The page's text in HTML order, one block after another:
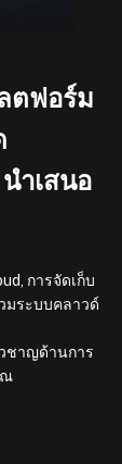
ตฟอร์ม
ำเสนอ
การจัดเก็บ
มระบบคลาวด์
ชาญด้านการ
ณ